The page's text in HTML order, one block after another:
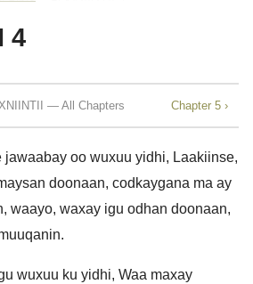
4
— All Chapters Chapter 5 ›
jawaabay oo wuxuu yidhi, Laakiinse,
doonaan, codkaygana ma ay
waayo, waxay igu odhan doonaan,
wuxuu ku yidhi, Waa maxay